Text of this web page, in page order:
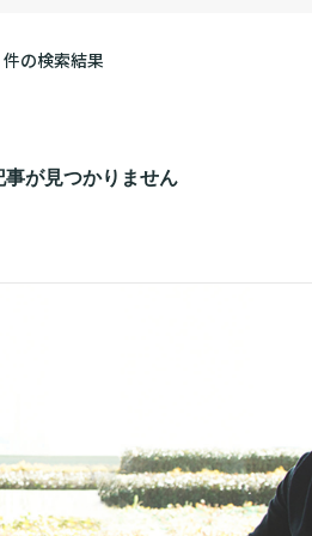
件の検索結果
が見つかりません